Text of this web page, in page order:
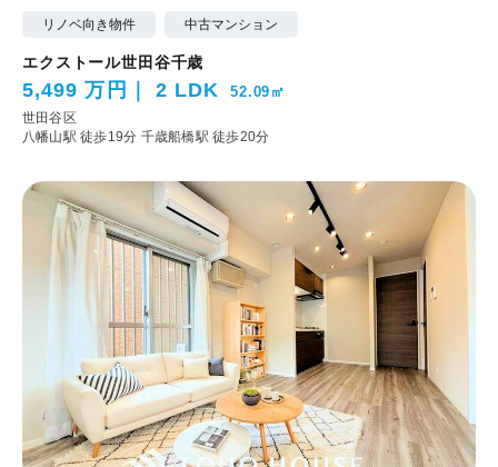
リノベ向き物件 中古マンション
エクストール世田谷千歳
5,499 万円 2 LDK 52.09㎡
世田谷区
八幡山駅 徒歩19分 千歳船橋駅 徒歩20分